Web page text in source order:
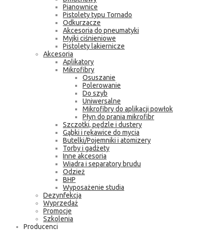
Pianownice
Pistolety typu Tornado
Odkurzacze
Akcesoria do pneumatyki
Myjki ciśnieniowe
Pistolety lakiernicze
Akcesoria
Aplikatory
Mikrofibry
Osuszanie
Polerowanie
Do szyb
Uniwersalne
Mikrofibry do aplikacji powłok
Płyn do prania mikrofibr
Szczotki, pędzle i dustery
Gąbki i rękawice do mycia
Butelki/Pojemniki i atomizery
Torby i gadżety
Inne akcesoria
Wiadra i separatory brudu
Odzież
BHP
Wyposażenie studia
Dezynfekcja
Wyprzedaż
Promocje
Szkolenia
Producenci